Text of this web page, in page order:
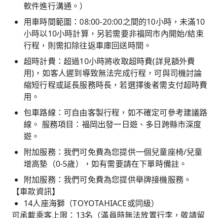
軟件進行溝通。）
用車時間範圍：08:00-20:00之間的10小時，未滿10
小時以10小時計算，另若需要非福岡市內開始/結束
行程，則需扣除往返車庫回送時間。
超時計費：超過10小時將收取超時費(詳見額外費
用)，如客人遲到導致無法完成行程，可與司機討論
縮短行程或延長服務時長，若選擇後者需支付超時費
用。
包車路線：可自由客製行程，如不確定可參考建議路
線。 服務項目：福岡出發一日遊、多日跨縣市深度
遊。
附加服務：我們可免費為您提供一個兒童座椅/兒童
增高墊（0-5歲），如有需要請在下單時備註。
附加服務：我們可免費為您提供舉牌接機服務。
【車款資訊】
14人座海獅（TOYOTAHIACE或同級）
可承載乘客上限：13名（滿員時無法放置行李，敬請留